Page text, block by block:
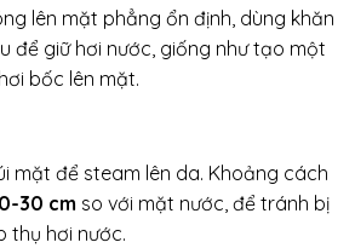
lên mặt phẳng ổn định, dùng khăn
để giữ hơi nước, giống như tạo một
bốc lên mặt.
mặt để steam lên da. Khoảng cách
30 cm so với mặt nước, để tránh bị
thụ hơi nước.